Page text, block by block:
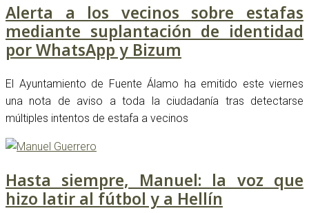
Alerta a los vecinos sobre estafas
mediante suplantación de identidad
por WhatsApp y Bizum
El Ayuntamiento de Fuente Álamo ha emitido este viernes
una nota de aviso a toda la ciudadanía tras detectarse
múltiples intentos de estafa a vecinos
Hasta siempre, Manuel: la voz que
hizo latir al fútbol y a Hellín